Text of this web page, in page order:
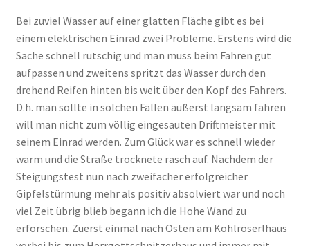
Bei zuviel Wasser auf einer glatten Fläche gibt es bei
einem elektrischen Einrad zwei Probleme. Erstens wird die
Sache schnell rutschig und man muss beim Fahren gut
aufpassen und zweitens spritzt das Wasser durch den
drehend Reifen hinten bis weit über den Kopf des Fahrers.
D.h. man sollte in solchen Fällen äußerst langsam fahren
will man nicht zum völlig eingesauten Driftmeister mit
seinem Einrad werden. Zum Glück war es schnell wieder
warm und die Straße trocknete rasch auf. Nachdem der
Steigungstest nun nach zweifacher erfolgreicher
Gipfelstürmung mehr als positiv absolviert war und noch
viel Zeit übrig blieb begann ich die Hohe Wand zu
erforschen. Zuerst einmal nach Osten am Kohlröserlhaus